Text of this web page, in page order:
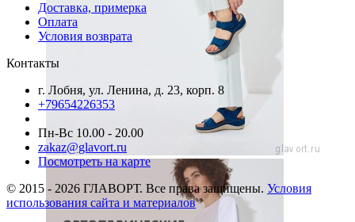
Доставка, примерка
Оплата
Условия возврата
Контакты
г. Лобня, ул. Ленина, д. 23, корп. 8
+79654226353
Пн-Вс 10.00 - 20.00
zakaz@glavort.ru
Посмотреть на карте
© 2015 - 2026 ГЛАВОРТ. Все права защищены. Условия
использования сайта и материалов